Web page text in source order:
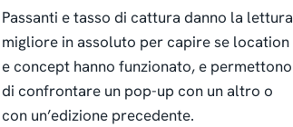
Passanti e tasso di cattura danno la lettura
migliore in assoluto per capire se location
e concept hanno funzionato, e permettono
di confrontare un pop-up con un altro o
con un’edizione precedente.